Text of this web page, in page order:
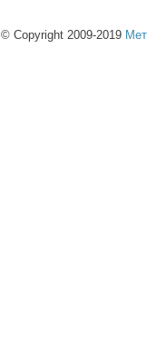
© Copyright 2009-2019